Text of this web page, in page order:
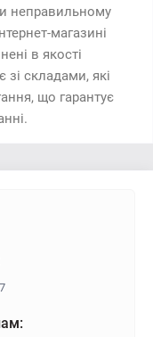
неправильному
магазині
в якості
складами, які
що гарантує